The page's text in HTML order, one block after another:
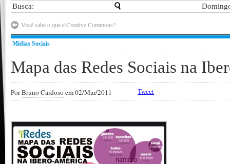
Busca:
Você sabe o que é Creative Commons?
Mídias Sociais
Mapa das Redes Sociais na
PorBruno Cardosoem 02/Mar/2011 Tweet